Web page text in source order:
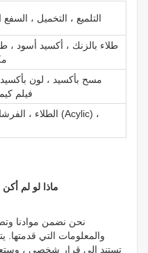
التلميع ، التخميل ،
طلاء بالزنك ، أكسيد أسود ،
مسح بأكسيد ، لون
فيلم
نحن نضمن موادنا
والمعلومات التي قدمتها.
تستند إلى قرار شخصي ،